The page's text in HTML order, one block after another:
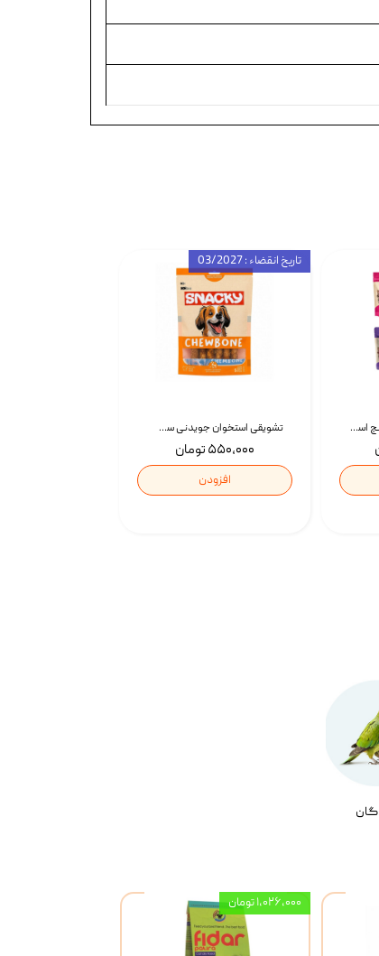
تشویقی استخوان جویدنی سگ اسنکی کرانچی با طعم مرغ Snacky Crunchy Munchy وزن 100 گرم
۵۵۰,۰۰۰ تومان
افزودن
تاریخ انقضاء : 03/2027
تشویقی گربه درمانی کرانچ اسنکی با طعم میکس Snacky Crunch Cat Treats وزن 60 گرم بسته 4 عددی
۱,۰۲۶,۰۰۰ تومان